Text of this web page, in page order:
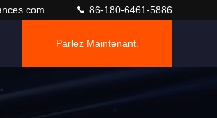
86-180-6461-5886
Parlez Maintenant.